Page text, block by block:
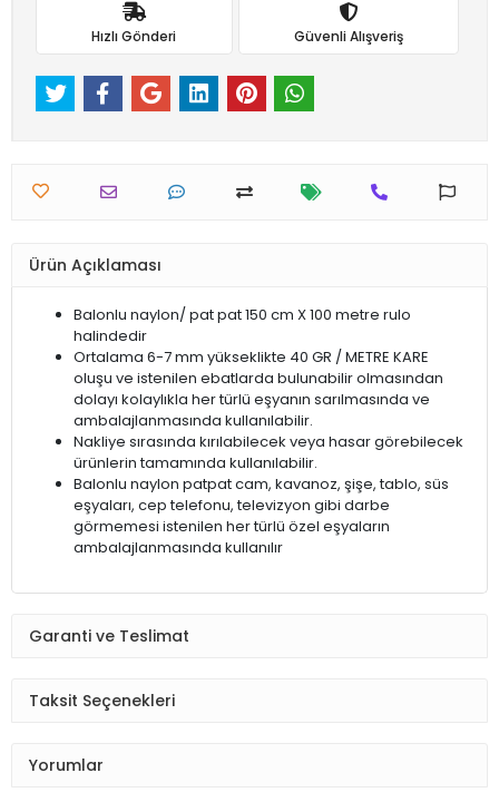
Hızlı Gönderi Güvenli Alışveriş
Ürün Açıklaması
Balonlu naylon/ pat pat 150 cm X 100 metre rulo
halindedir
Ortalama 6-7 mm yükseklikte 40 GR / METRE KARE
oluşu ve istenilen ebatlarda bulunabilir olmasından
dolayı kolaylıkla her türlü eşyanın sarılmasında ve
ambalajlanmasında kullanılabilir.
Nakliye sırasında kırılabilecek veya hasar görebilecek
ürünlerin tamamında kullanılabilir.
Balonlu naylon patpat cam, kavanoz, şişe, tablo, süs
eşyaları, cep telefonu, televizyon gibi darbe
görmemesi istenilen her türlü özel eşyaların
ambalajlanmasında kullanılır
Garanti ve Teslimat
Taksit Seçenekleri
Yorumlar